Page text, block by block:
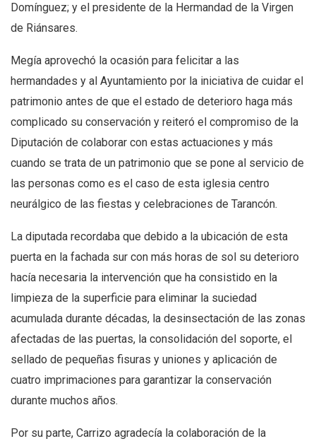
Domínguez; y el presidente de la Hermandad de la Virgen
de Riánsares.
Megía aprovechó la ocasión para felicitar a las
hermandades y al Ayuntamiento por la iniciativa de cuidar el
patrimonio antes de que el estado de deterioro haga más
complicado su conservación y reiteró el compromiso de la
Diputación de colaborar con estas actuaciones y más
cuando se trata de un patrimonio que se pone al servicio de
las personas como es el caso de esta iglesia centro
neurálgico de las fiestas y celebraciones de Tarancón.
La diputada recordaba que debido a la ubicación de esta
puerta en la fachada sur con más horas de sol su deterioro
hacía necesaria la intervención que ha consistido en la
limpieza de la superficie para eliminar la suciedad
acumulada durante décadas, la desinsectación de las zonas
afectadas de las puertas, la consolidación del soporte, el
sellado de pequeñas fisuras y uniones y aplicación de
cuatro imprimaciones para garantizar la conservación
durante muchos años.
Por su parte, Carrizo agradecía la colaboración de la